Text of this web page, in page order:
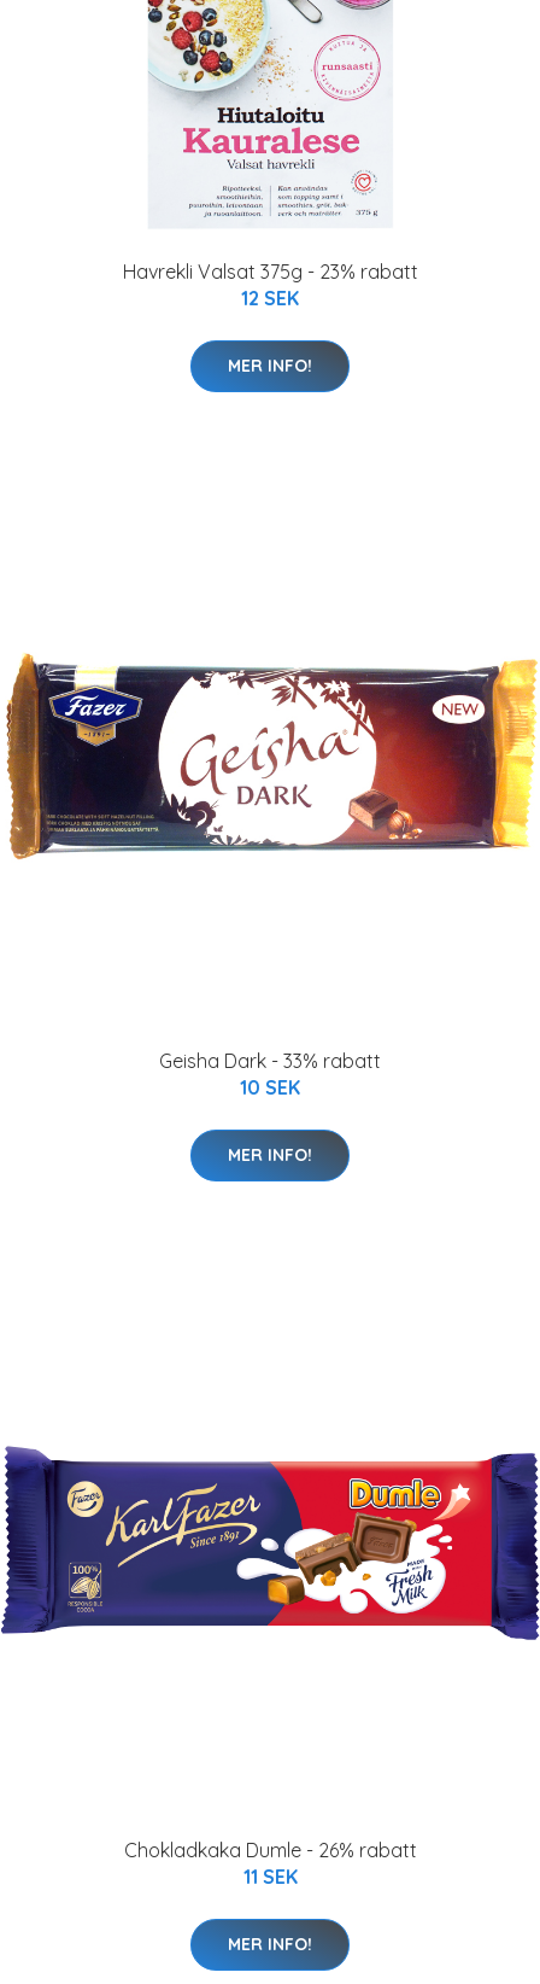
Havrekli Valsat 375g - 23% rabatt
12 SEK
MER INFO!
Geisha Dark - 33% rabatt
10 SEK
MER INFO!
Chokladkaka Dumle - 26% rabatt
11 SEK
MER INFO!